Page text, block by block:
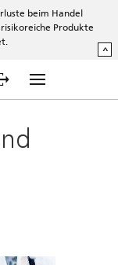
beim Handel
Produkte
^